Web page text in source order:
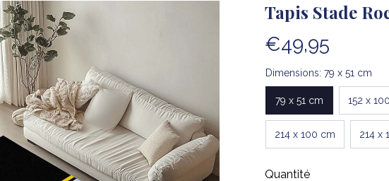
Tapis Stade
€49,95
Dimensions: 79 x 51 cm
79 x 51 cm 152 x
214 x 100 cm 214 x
Quantité